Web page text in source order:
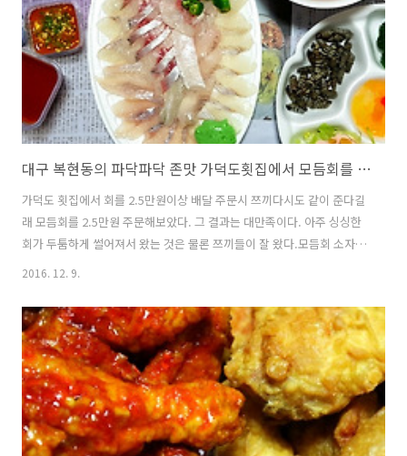
았다.
대구 복현동의 파닥파닥 존맛 가덕도횟집에서 모듬회를 배달해보았다.
가덕도 횟집에서 회를 2.5만원이상 배달 주문시 쯔끼다시도 같이 준다길
래 모듬회를 2.5만원 주문해보았다. 그 결과는 대만족이다. 아주 싱싱한
회가 두툼하게 썰어져서 왔는 것은 물론 쯔끼들이 잘 왔다.모듬회 소자를
하니 밀치회와 광어회가 섞여서 왔다. 회는 물론 물회, 무침회, 튀김, 초
비, 간장, 막장, 고추장이 왔다. 2.5만원에 꽤 푸짐하다.두툼하게 겹쳐져
서 온 회다. 양이 꽤 많다. 밀치회가 정말 맛있다. 고소하고 씹는 식감이
멋지다.이건 물회다. 물회 대신에 매운탕으로 주문할 수 있다고 한다.여
기 있는 밀치초밥이 꽤 맛있다. 다슬기 뽑아 먹는 재미!튀김도 따뜻하게
배달왔다. 날씨가 추워서 밖에 나가기가 꺼려졌는데 이렇..
2016. 12. 9.